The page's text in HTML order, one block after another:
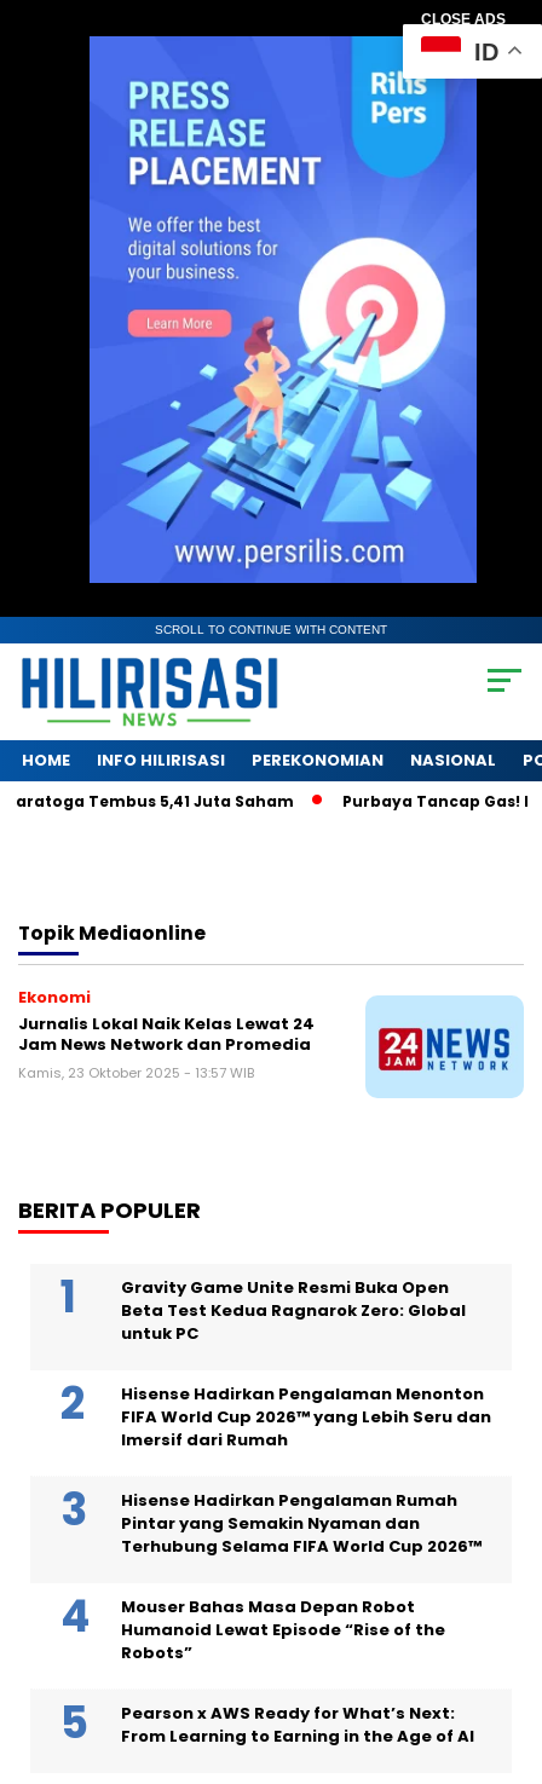
CLOSE ADS
SCROLL TO CONTINUE WITH CONTENT
HOME INFO HILIRISASI PEREKONOMIAN NASIONAL
Tembus 5,41 Juta Saham Purbaya Tancap Gas!
TopikMediaonline
Ekonomi
Jurnalis Lokal Naik Kelas Lewat 24
Jam News Network dan Promedia
Kamis, 23 Oktober 2025 - 13:57 WIB
BERITA POPULER
Gravity Game Unite Resmi Buka Open
Beta Test Kedua Ragnarok Zero: Global
untuk PC
Hisense Hadirkan Pengalaman Menonton
FIFA World Cup 2026™ yang Lebih Seru dan
Imersif dari Rumah
Hisense Hadirkan Pengalaman Rumah
Pintar yang Semakin Nyaman dan
Terhubung Selama FIFA World Cup 2026™
Mouser Bahas Masa Depan Robot
Humanoid Lewat Episode “Rise of the
Robots”
Pearson x AWS Ready for What’s Next:
From Learning to Earning in the Age of AI
ID